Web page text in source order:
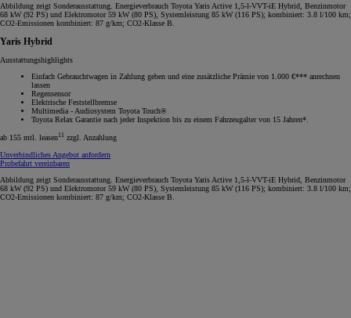
Abbildung zeigt Sonderausstattung. Energieverbrauch Toyota Yaris Active 1,5-l-VVT-iE Hybrid, Benzinmotor
68 kW (92 PS) und Elektromotor 59 kW (80 PS), Systemleistung 85 kW (116 PS); kombiniert: 3.8 l/100 km;
CO2-Emissionen kombiniert: 87 g/km; CO2-Klasse B.
Yaris Hybrid
Ausstattungshighlights
Einfach Gebrauchtwagen in Zahlung geben und eine zusätzliche Prämie von 1.000 €*** anrechnen
lassen
Regensensor
Elektrische Feststellbremse
Multimedia - Audiosystem Toyota Touch®
Toyota Relax Garantie nach jeder Inspektion bis zu einem Fahrzeugalter von 15 Jahren*.
ab 155 mtl. leasen11 zzgl. Anzahlung
Unverbindliches Angebot anfordern
Probefahrt vereinbaren
Abbildung zeigt Sonderausstattung. Energieverbrauch Toyota Yaris Active 1,5-l-VVT-iE Hybrid, Benzinmotor
68 kW (92 PS) und Elektromotor 59 kW (80 PS), Systemleistung 85 kW (116 PS); kombiniert: 3.8 l/100 km;
CO2-Emissionen kombiniert: 87 g/km; CO2-Klasse B.